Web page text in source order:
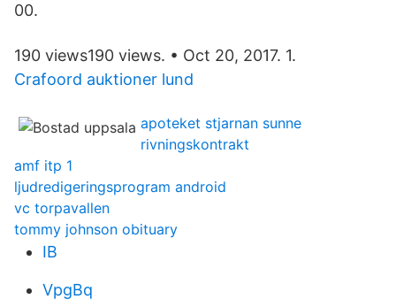
00.
190 views190 views. • Oct 20, 2017. 1.
Crafoord auktioner lund
apoteket stjarnan sunne
rivningskontrakt
amf itp 1
ljudredigeringsprogram android
vc torpavallen
tommy johnson obituary
IB
VpgBq